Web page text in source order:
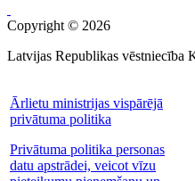
Copyright © 2026
Latvijas Republikas vēstniecība
Ārlietu ministrijas vispārējā
privātuma politika
Privātuma politika personas
datu apstrādei, veicot vīzu